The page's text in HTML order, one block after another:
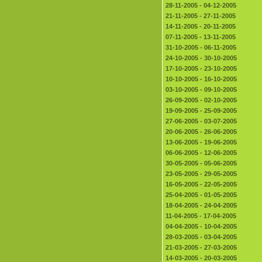
28-11-2005 - 04-12-2005
21-11-2005 - 27-11-2005
14-11-2005 - 20-11-2005
07-11-2005 - 13-11-2005
31-10-2005 - 06-11-2005
24-10-2005 - 30-10-2005
17-10-2005 - 23-10-2005
10-10-2005 - 16-10-2005
03-10-2005 - 09-10-2005
26-09-2005 - 02-10-2005
19-09-2005 - 25-09-2005
27-06-2005 - 03-07-2005
20-06-2005 - 26-06-2005
13-06-2005 - 19-06-2005
06-06-2005 - 12-06-2005
30-05-2005 - 05-06-2005
23-05-2005 - 29-05-2005
16-05-2005 - 22-05-2005
25-04-2005 - 01-05-2005
18-04-2005 - 24-04-2005
11-04-2005 - 17-04-2005
04-04-2005 - 10-04-2005
28-03-2005 - 03-04-2005
21-03-2005 - 27-03-2005
14-03-2005 - 20-03-2005